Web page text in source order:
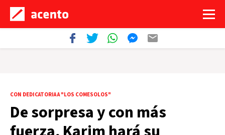
CON DEDICATORIA A "LOS COMESOLOS"
De sorpresa y con más